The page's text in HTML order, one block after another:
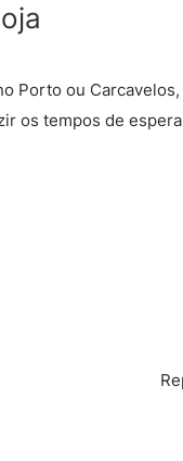
Porto ou
os tempos de